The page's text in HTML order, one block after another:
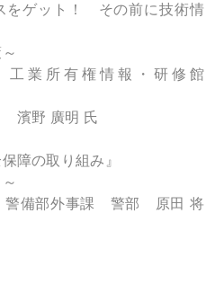
をゲット！ その前に技術情
工業所有権情報・研修館
濱野 廣明 氏
障の取り組み』
警備部外事課 警部 原田 将